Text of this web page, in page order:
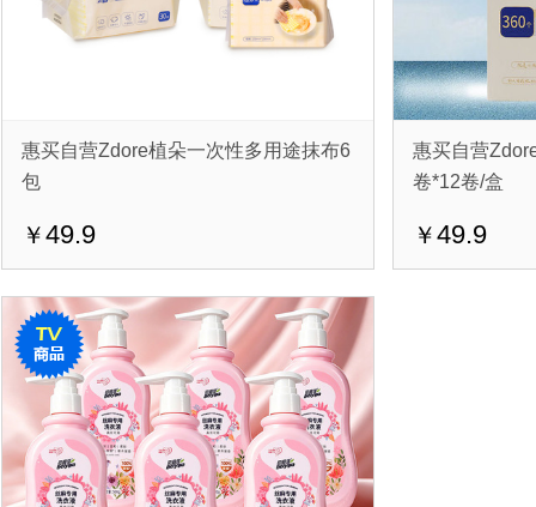
惠买自营Zdore植朵一次性多用途抹布6
包
￥49.9
惠买自营
卷*12卷/盒
￥49.9